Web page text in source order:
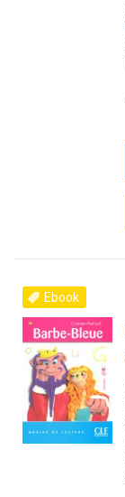
Ebook